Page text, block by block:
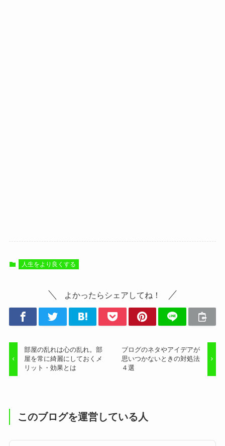
人生をより良くする
よかったらシェアしてね！
部屋の乱れは心の乱れ。部
屋を常に綺麗にしておくメ
リット・効果とは
ブログのネタやアイデアが
思いつかないときの対処法
４選
このブログを運営している人